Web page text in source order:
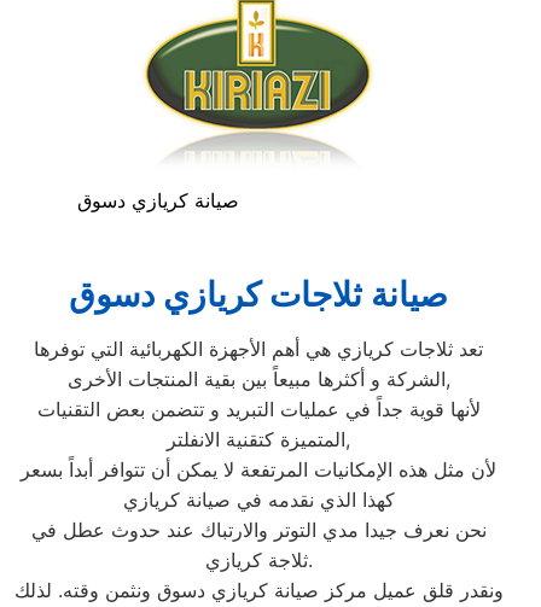
صيانة كريازي دسوق
صيانة ثلاجات كريازي دسوق
تعد ثلاجات كريازي هي أهم الأجهزة الكهربائية التي توفرها
الشركة و أكثرها مبيعاً بين بقية المنتجات الأخرى,
لأنها قوية جداً في عمليات التبريد و تتضمن بعض التقنيات
المتميزة كتقنية الانفلتر,
لأن مثل هذه الإمكانيات المرتفعة لا يمكن أن تتوافر أبداً بسعر
كهذا الذي نقدمه في صيانة كريازي
نحن نعرف جيدا مدي التوتر والارتباك عند حدوث عطل في
ثلاجة كريازي.
ونقدر قلق عميل مركز صيانة كريازي دسوق ونثمن وقته. لذلك